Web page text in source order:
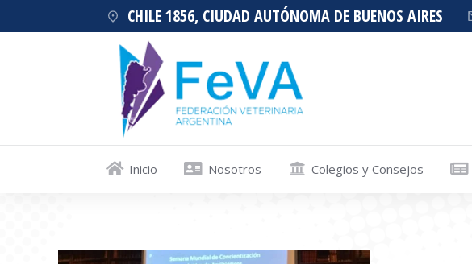
CHILE 1856, CIUDAD AUTÓNOMA DE BUENOS AIRES
Inicio Nosotros Colegios y Consejos